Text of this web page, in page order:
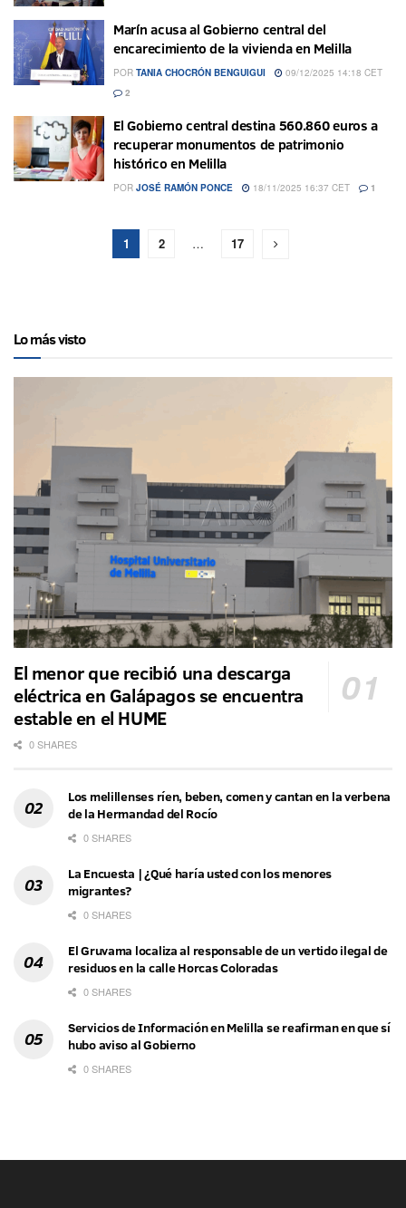
Marín acusa al Gobierno central del
encarecimiento de la vivienda en Melilla
POR TANIA CHOCRÓN BENGUIGUI
09/12/2025 14:18 CET
2
El Gobierno central destina 560.860 euros a
recuperar monumentos de patrimonio
histórico en Melilla
POR JOSÉ RAMÓN PONCE 18/11/2025 16:37 CET 1
1 2 … 17
Lo más visto
El menor que recibió una descarga
eléctrica en Galápagos se encuentra
estable en el HUME
0 SHARES
Los melillenses ríen, beben, comen y cantan en la verbena
de la Hermandad del Rocío
0 SHARES
La Encuesta | ¿Qué haría usted con los menores
migrantes?
0 SHARES
El Gruvama localiza al responsable de un vertido ilegal de
residuos en la calle Horcas Coloradas
0 SHARES
Servicios de Información en Melilla se reafirman en que sí
hubo aviso al Gobierno
0 SHARES